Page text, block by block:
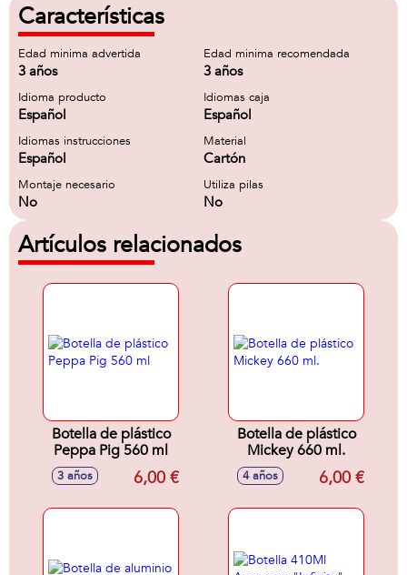
Características
Edad minima advertida
3 años
Edad minima recomendada
3 años
Idioma producto
Español
Idiomas caja
Español
Idiomas instrucciones
Español
Material
Cartón
Montaje necesario
No
Utiliza pilas
No
Artículos relacionados
Botella de plástico
Peppa Pig 560 ml
3 años 6,00 €
Botella de plástico
Mickey 660 ml.
4 años 6,00 €